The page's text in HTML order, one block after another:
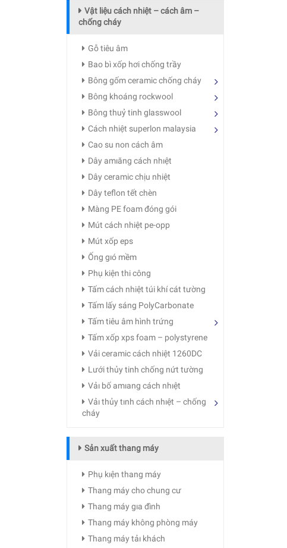
Vật liệu cách nhiệt – cách âm –
chống cháy
Gỗ tiêu âm
Bao bì xốp hơi chống trầy
Bông gốm ceramic chống cháy
Bông khoáng rockwool
Bông thuỷ tinh glasswool
Cách nhiệt superlon malaysia
Cao su non cách âm
Dây amıăng cách nhıệt
Dây ceramic chịu nhiệt
Dây teflon tết chèn
Màng PE foam đóng gói
Mút cách nhiệt pe-opp
Mút xốp eps
Ống gıó mềm
Phụ kiện thi công
Tấm cách nhiệt túi khí cát tường
Tấm lấy sáng PolyCarbonate
Tấm tiêu âm hình trứng
Tấm xốp xps foam – polystyrene
Vải ceramic cách nhiệt 1260DC
Lưới thủy tinh chống nứt tường
Vảı bố amıang cách nhıệt
Vảı thủy tınh cách nhıệt – chống
cháy
Sản xuất thang máy
Phụ kıện thang máy
Thang máy cho chung cư
Thang máy gıa đình
Thang máy không phòng máy
Thang máy tảı khách